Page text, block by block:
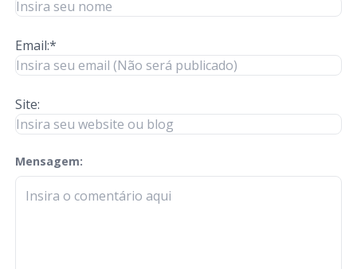
Email:*
Site:
Mensagem:
check-terms